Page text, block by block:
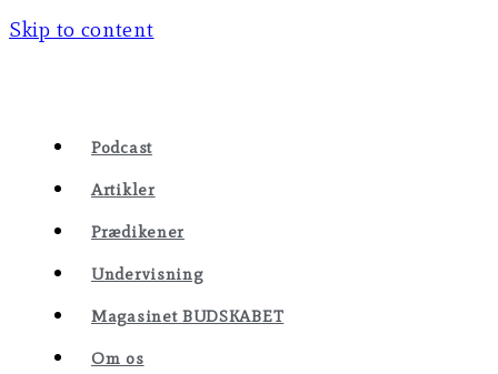
Skip to content
Podcast
Artikler
Prædikener
Undervisning
Magasinet BUDSKABET
Om os